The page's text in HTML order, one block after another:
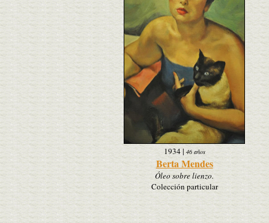
1934|46 años
Berta Mendes
Óleo sobre lienzo.
Colección particular